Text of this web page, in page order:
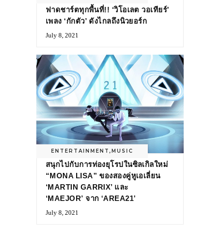
ฟาดชาร์ตทุกพื้นที่!! ‘วิโอเลต วอเทียร์’
เพลง ‘กักตัว’ ดังไกลถึงนิวยอร์ก
July 8, 2021
ENTERTAINMENT ,MUSIC
สนุกไปกับการท่องยุโรปในซิลเกิลใหม่
“MONA LISA” ของสองคู่หูเอเลี่ยน
‘MARTIN GARRIX’ และ
‘MAEJOR’ จาก ‘AREA21’
July 8, 2021